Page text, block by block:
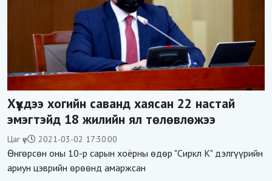
Хүүхдээ хогийн саванд хаясан 22 настай
эмэгтэйд 18 жилийн ял төлөвлөжээ
Цаг үе 2021-03-02 17:30:00
Өнгөрсөн оны 10-р сарын хоёрны өдөр "Сиркл К" дэлгүүрийн
ариун цэврийн өрөөнд амаржсан